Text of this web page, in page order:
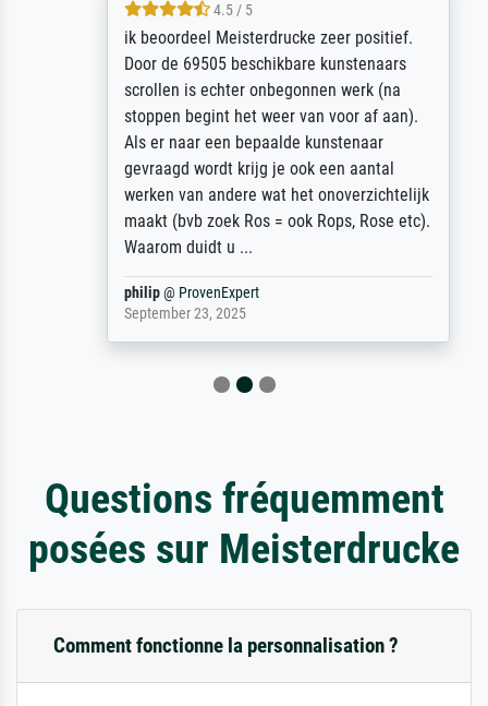
4.5 / 5
ik beoordeel Meisterdrucke zeer positief.
Door de 69505 beschikbare kunstenaars
scrollen is echter onbegonnen werk (na
stoppen begint het weer van voor af aan).
Als er naar een bepaalde kunstenaar
gevraagd wordt krijg je ook een aantal
werken van andere wat het onoverzichtelijk
maakt (bvb zoek Ros = ook Rops, Rose etc).
Waarom duidt u ...
philip@ ProvenExpert
September 23, 2025
Questions fréquemment
posées sur Meisterdrucke
Comment fonctionne la personnalisation ?